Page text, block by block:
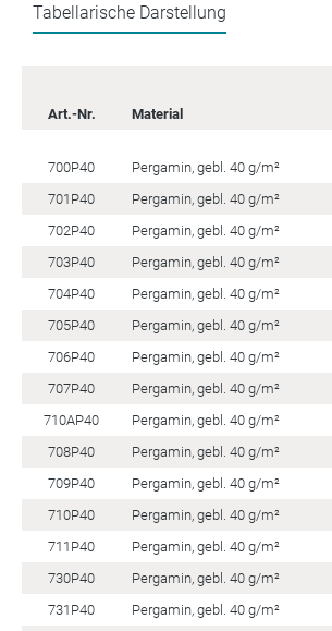
Tabellarische Darstellung
Art.-Nr. Material
700P40 Pergamin, gebl. 40 g/m²
701P40
Pergamin, gebl. 40 g/m²
702P40
Pergamin, gebl. 40 g/m²
703P40
Pergamin, gebl. 40 g/m²
704P40
Pergamin, gebl. 40 g/m²
705P40
Pergamin, gebl. 40 g/m²
706P40
Pergamin, gebl. 40 g/m²
707P40
Pergamin, gebl. 40 g/m²
710AP40
Pergamin, gebl. 40 g/m²
708P40
Pergamin, gebl. 40 g/m²
709P40
Pergamin, gebl. 40 g/m²
710P40
Pergamin, gebl. 40 g/m²
711P40
Pergamin, gebl. 40 g/m²
730P40
Pergamin, gebl. 40 g/m²
731P40
Pergamin, gebl. 40 g/m²